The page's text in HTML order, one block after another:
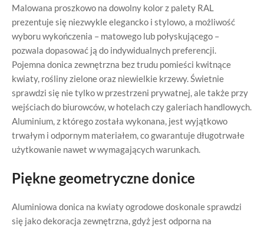
Malowana proszkowo na dowolny kolor z palety RAL
prezentuje się niezwykle elegancko i stylowo, a możliwość
wyboru wykończenia – matowego lub połyskującego –
pozwala dopasować ją do indywidualnych preferencji.
Pojemna donica zewnętrzna bez trudu pomieści kwitnące
kwiaty, rośliny zielone oraz niewielkie krzewy. Świetnie
sprawdzi się nie tylko w przestrzeni prywatnej, ale także przy
wejściach do biurowców, w hotelach czy galeriach handlowych.
Aluminium, z którego została wykonana, jest wyjątkowo
trwałym i odpornym materiałem, co gwarantuje długotrwałe
użytkowanie nawet w wymagających warunkach.
Piękne geometryczne donice
Aluminiowa donica na kwiaty ogrodowe doskonale sprawdzi
się jako dekoracja zewnętrzna, gdyż jest odporna na